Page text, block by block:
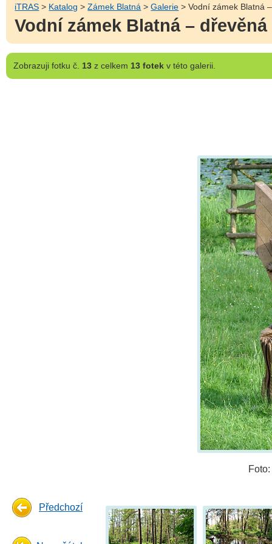
iTRAS > Katalog >Zámek Blatná >Galerie > Vodní zámek Blatná
Vodní zámek Blatná –
Zobrazujifotku č. 13z celkem 13 fotekv této galerii.
Foto:
Předchozí